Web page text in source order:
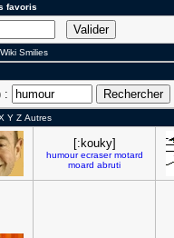
favoris
Smilies
:
Y Z Autres
[:kouky]
humour ecraser motard
moard abruti